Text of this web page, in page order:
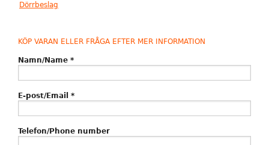
Dörrbeslag
KÖP VARAN ELLER FRÅGA EFTER MER INFORMATION
Namn/Name *
E-post/Email *
Telefon/Phone number